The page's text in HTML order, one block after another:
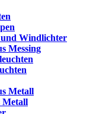
Windlichter
Messing
Metall
Metall